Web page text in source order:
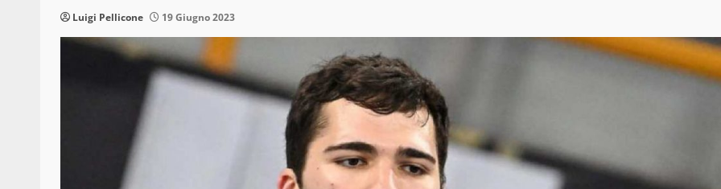
Luigi Pellicone 19 Giugno 2023